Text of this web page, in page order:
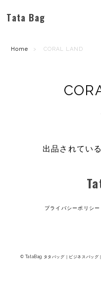
Tata Bag
Home CORAL LAND
出品されてい
プライバシーポリシー
© TataBag タタバッグ｜ビジネスバッ